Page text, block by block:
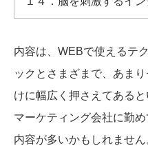
内容は、WEBで使えるテ
ックとさまざまで、あま
けに幅広く押さえてある
マーケティング会社に勤
内容が多いかもしれません